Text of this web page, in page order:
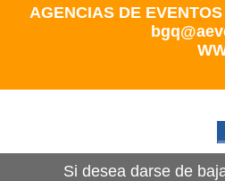
AGENCIAS DE
Si desea darse de